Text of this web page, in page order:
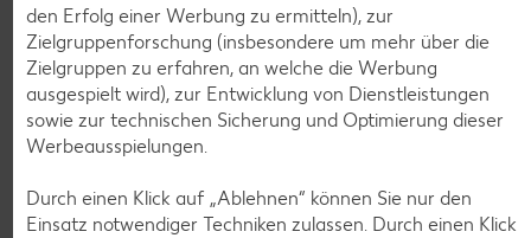
ROYAL ORANGE
Maasdam
je 100 g
0.69
1.59
Weitere Angebote anzeigen
den Erfolg einer Werbung zu ermitteln), zur
Zielgruppenforschung (insbesondere um mehr über die
Zielgruppen zu erfahren, an welche die Werbung
ausgespielt wird), zur Entwicklung von Dienstleistungen
sowie zur technischen Sicherung und Optimierung dieser
Werbeausspielungen.
Durch einen Klick auf „Ablehnen“ können Sie nur den
Einsatz notwendiger Techniken zulassen. Durch einen Klick